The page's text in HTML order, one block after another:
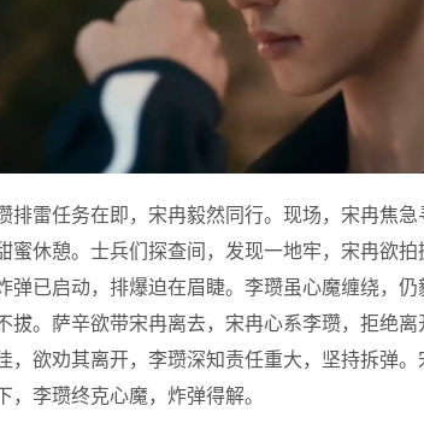
排雷任务在即，宋冉毅然同行。现场，宋冉焦
蜜休憩。士兵们探查间，发现一地牢，宋冉欲
弹已启动，排爆迫在眉睫。李瓒虽心魔缠绕，
拔。萨辛欲带宋冉离去，宋冉心系李瓒，拒绝
，欲劝其离开，李瓒深知责任重大，坚持拆弹
，李瓒终克心魔，炸弹得解。